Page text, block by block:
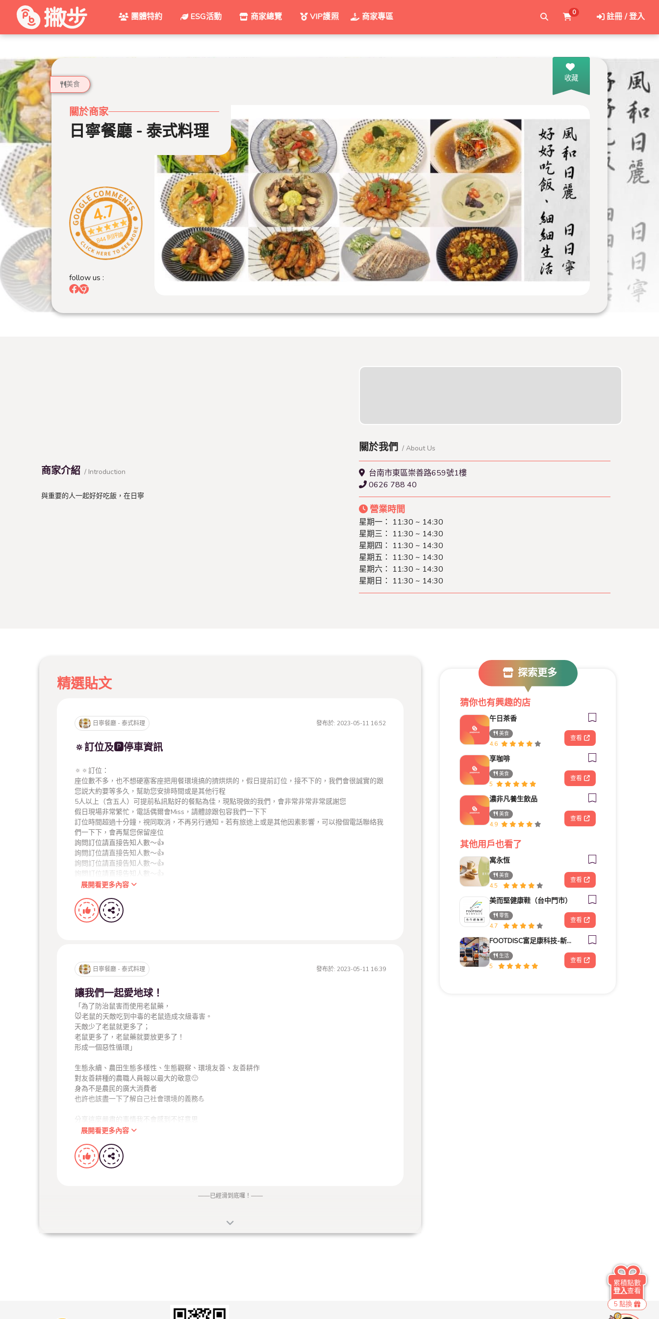
團體特約 ESG活動 商家總覽 VIP護照 商家專區 0 註冊 / 登入
收藏
美食
關於商家
日寧餐廳 - 泰式料理
4.7
844 則評論
follow us :
商家介紹 / Introduction
與重要的人一起好好吃飯，在日寧
關於我們 / About Us
台南市東區崇善路659號1樓
0626 788 40
營業時間
星期一： 11:30 ~ 14:30
星期三： 11:30 ~ 14:30
星期四： 11:30 ~ 14:30
星期五： 11:30 ~ 14:30
星期六： 11:30 ~ 14:30
星期日： 11:30 ~ 14:30
精選貼文
日寧餐廳 - 泰式料理 發布於: 2023-05-11 16:52
🔅訂位及🅿️停車資訊
🔅🔅訂位：
座位數不多，也不想硬塞客座把用餐環境搞的擠烘烘的，假日提前訂位，接不下的，我們會很誠實的跟
您説大約要等多久，幫助您安排時間或是其他行程
5人以上（含五人）可提前私訊點好的餐點為佳，現點現做的我們，會非常非常非常感謝您
假日現場非常繁忙，電話偶爾會Miss，請體諒跟包容我們一下下
訂位時間超過十分鐘，視同取消，不再另行通知。若有旅途上或是其他因素影響，可以撥個電話聯絡我
們一下下，會再幫您保留座位
詢問訂位請直接告知人數～👍
詢問訂位請直接告知人數～👍
詢問訂位請直接告知人數～👍
詢問訂位請直接告知人數～👍
詢問訂位請直接告知人數～👍
🔅🔅外帶：
直接撥電話☎️06-2678840、臉書私訊、IG 私訊
摩托車，最簡單便捷，騎樓就可以停放
汽車：
1.門口有兩台汽車的停放空間（路邊停靠、適合小車🚗）
2.旁邊巷子（崇善十街）拐進去20公尺有一個小小的廟（聖恩佛祖堂）
小廟的對面空地可以免費停車。步行至店不到1分鐘
3.旁邊巷子（一樣是崇善十街）拐進去約60公尺左手邊有一個非常大的收費停車場。 步行至店約1分鐘
☎️06-2678840
地址：崇善路659號
謝謝各位親愛的客人們耐心看完
展開看更多內容
日寧餐廳 - 泰式料理 發布於: 2023-05-11 16:39
讓我們一起愛地球！
「為了防治鼠害而使用老鼠藥，
🐭老鼠的天敵吃到中毒的老鼠造成次級毒害。
天敵少了老鼠就更多了；
老鼠更多了，老鼠藥就要放更多了！
形成一個惡性循環」
生態永續、農田生態多樣性、生態觀察、環境友善、友善耕作
對友善耕種的農職人員報以最大的敬意🙂
身為不是農民的廣大消費者
也許也該盡一下了解自己社會環境的義務💪
分享這麼嚴肅的事情我不會感到不好意思
因為我也覺得是我們的責任
展開看更多內容
——已經滑到底囉！ ——
探索更多
猜你也有興趣的店
午日茶香
美食
4.6
查看
享咖啡
美食
5
查看
濃非凡養生飲品
美食
4.9
查看
其他用戶也看了
寓永恆
美食
4.5
查看
美而堅健康鞋（台中門市）
零售
4.7
查看
FOOTDISC富足康科技-新光三越-桃園站前店
生活
5
查看
5 點換
累積點數
登入查看